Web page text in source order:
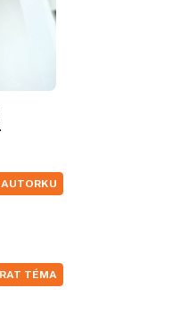
TÉMA